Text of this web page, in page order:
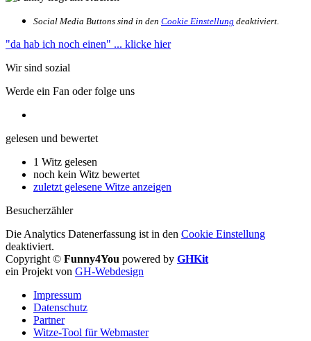
Social Media Buttons sind in den Cookie Einstellung deaktiviert.
"da hab ich noch einen" ... klicke hier
Wir sind sozial
Werde ein Fan oder folge uns
gelesen und bewertet
1 Witz gelesen
noch kein Witz bewertet
zuletzt gelesene Witze anzeigen
Besucherzähler
Die Analytics Datenerfassung ist in den Cookie Einstellung
deaktiviert.
Copyright © Funny4You powered by GHKit
ein Projekt von GH-Webdesign
Impressum
Datenschutz
Partner
Witze-Tool für Webmaster